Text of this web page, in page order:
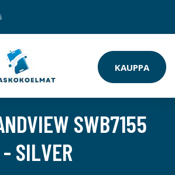
KAUPPA
SWB7155
SILVER